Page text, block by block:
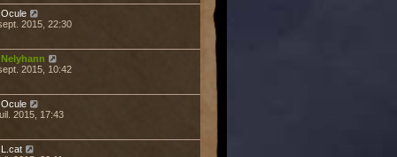
Ocule
2015, 22:30
Nelyhann
2015, 10:42
Ocule
2015, 17:43
L.cat